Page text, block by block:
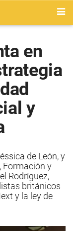
en
y
de León, y
Formación y
Rodríguez,
británicos
y la ley de